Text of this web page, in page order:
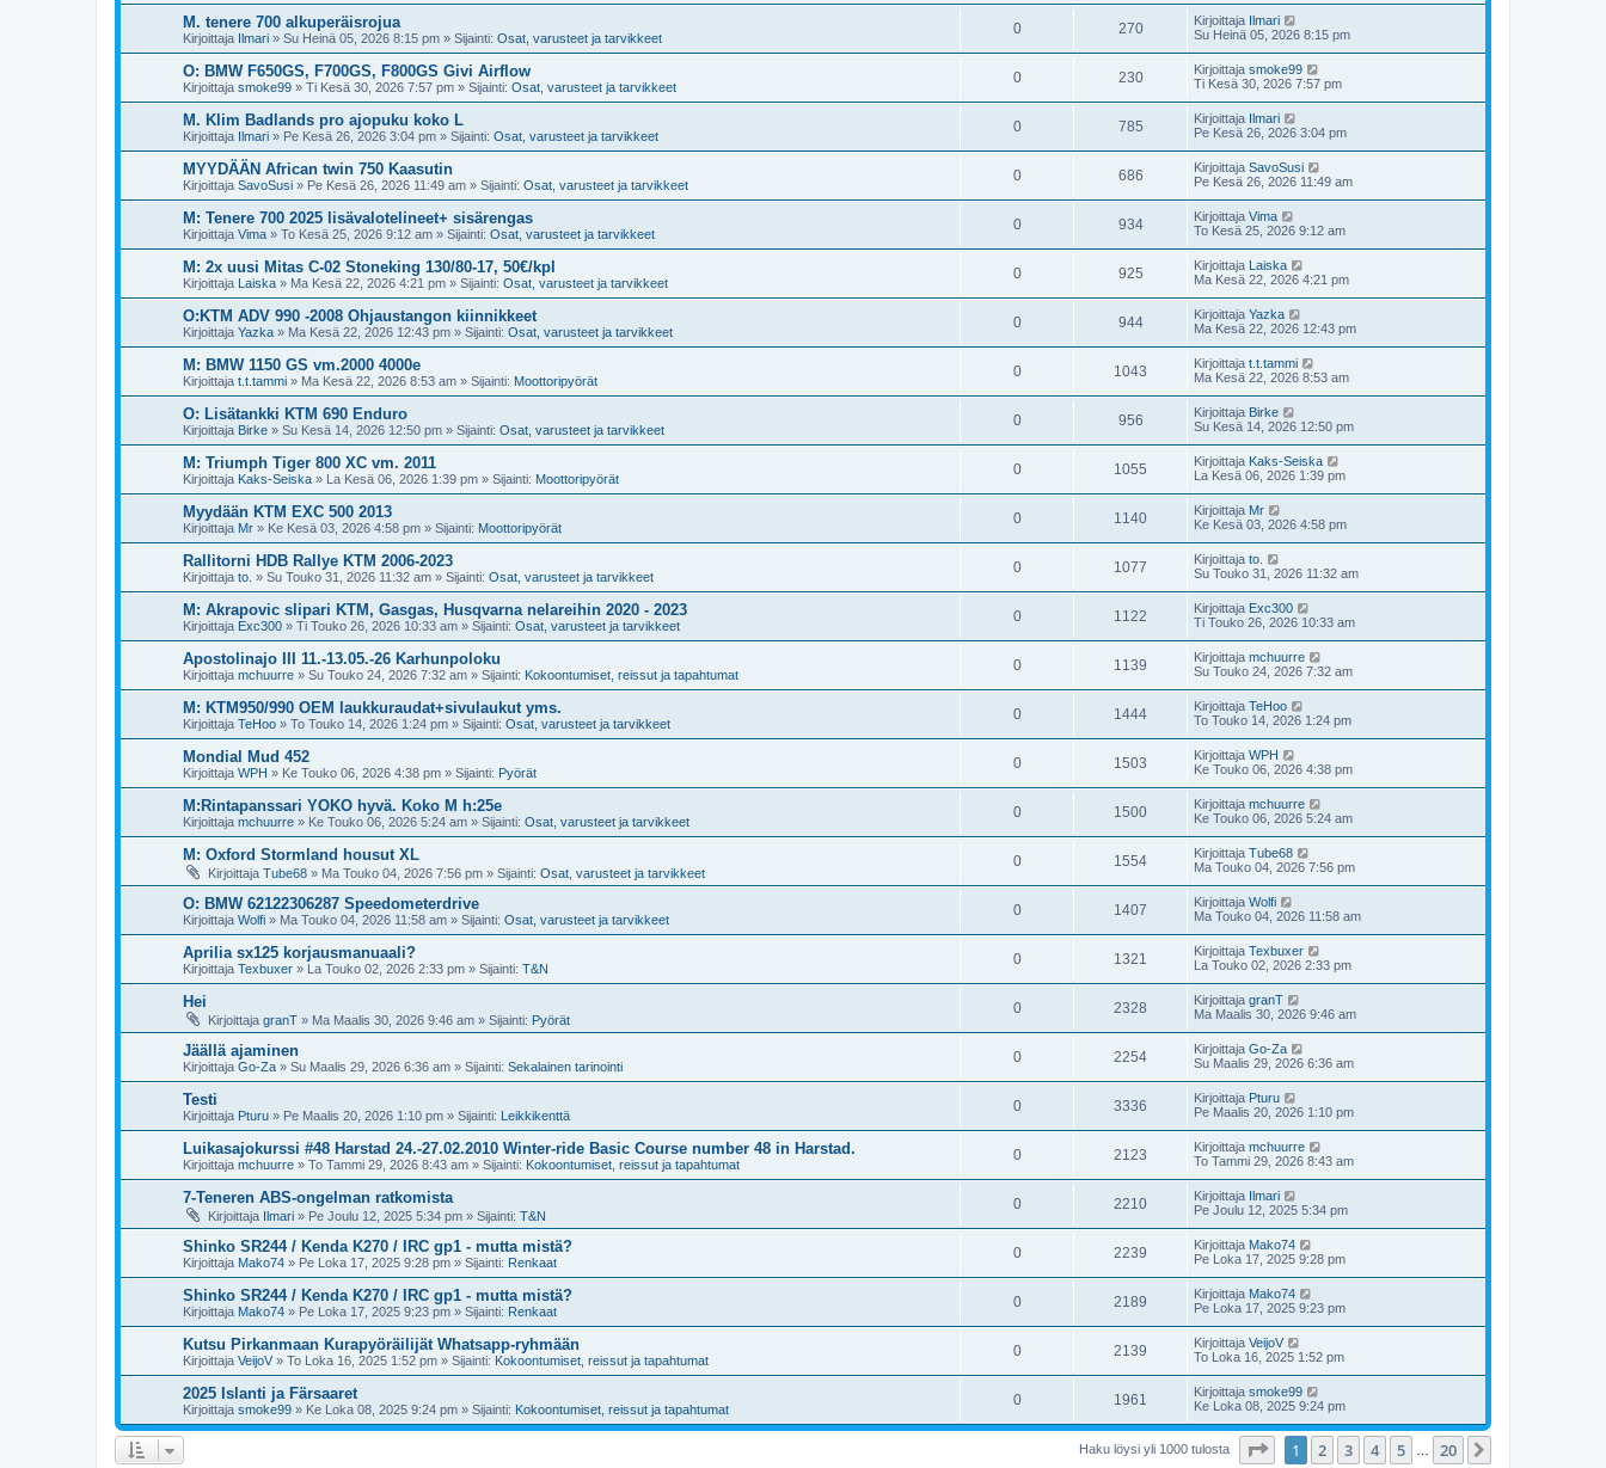
M. tenere 700 alkuperäisrojua
Kirjoittaja Ilmari » Su Heinä 05, 2026 8:15 pm » Sijainti: Osat, varusteet ja tarvikkeet
0 270 Kirjoittaja Ilmari
Su Heinä 05, 2026 8:15 pm
O: BMW F650GS, F700GS, F800GS Givi Airflow
Kirjoittaja smoke99 » Ti Kesä 30, 2026 7:57 pm » Sijainti: Osat, varusteet ja tarvikkeet
0 230 Kirjoittaja smoke99
Ti Kesä 30, 2026 7:57 pm
M. Klim Badlands pro ajopuku koko L
Kirjoittaja Ilmari » Pe Kesä 26, 2026 3:04 pm » Sijainti: Osat, varusteet ja tarvikkeet
0 785 Kirjoittaja Ilmari
Pe Kesä 26, 2026 3:04 pm
MYYDÄÄN African twin 750 Kaasutin
Kirjoittaja SavoSusi » Pe Kesä 26, 2026 11:49 am » Sijainti: Osat, varusteet ja tarvikkeet
0 686 Kirjoittaja SavoSusi
Pe Kesä 26, 2026 11:49 am
M: Tenere 700 2025 lisävalotelineet+ sisärengas
Kirjoittaja Vima » To Kesä 25, 2026 9:12 am » Sijainti: Osat, varusteet ja tarvikkeet
0 934 Kirjoittaja Vima
To Kesä 25, 2026 9:12 am
M: 2x uusi Mitas C-02 Stoneking 130/80-17, 50€/kpl
Kirjoittaja Laiska » Ma Kesä 22, 2026 4:21 pm » Sijainti: Osat, varusteet ja tarvikkeet
0 925 Kirjoittaja Laiska
Ma Kesä 22, 2026 4:21 pm
O:KTM ADV 990 -2008 Ohjaustangon kiinnikkeet
Kirjoittaja Yazka » Ma Kesä 22, 2026 12:43 pm » Sijainti: Osat, varusteet ja tarvikkeet
0 944 Kirjoittaja Yazka
Ma Kesä 22, 2026 12:43 pm
M: BMW 1150 GS vm.2000 4000e
Kirjoittaja t.t.tammi » Ma Kesä 22, 2026 8:53 am » Sijainti: Moottoripyörät
0 1043 Kirjoittaja t.t.tammi
Ma Kesä 22, 2026 8:53 am
O: Lisätankki KTM 690 Enduro
Kirjoittaja Birke » Su Kesä 14, 2026 12:50 pm » Sijainti: Osat, varusteet ja tarvikkeet
0 956 Kirjoittaja Birke
Su Kesä 14, 2026 12:50 pm
M: Triumph Tiger 800 XC vm. 2011
Kirjoittaja Kaks-Seiska » La Kesä 06, 2026 1:39 pm » Sijainti: Moottoripyörät
0 1055 Kirjoittaja Kaks-Seiska
La Kesä 06, 2026 1:39 pm
Myydään KTM EXC 500 2013
Kirjoittaja Mr » Ke Kesä 03, 2026 4:58 pm » Sijainti: Moottoripyörät
0 1140 Kirjoittaja Mr
Ke Kesä 03, 2026 4:58 pm
Rallitorni HDB Rallye KTM 2006-2023
Kirjoittaja to. » Su Touko 31, 2026 11:32 am » Sijainti: Osat, varusteet ja tarvikkeet
0 1077 Kirjoittaja to.
Su Touko 31, 2026 11:32 am
M: Akrapovic slipari KTM, Gasgas, Husqvarna nelareihin 2020 - 2023
Kirjoittaja Exc300 » Ti Touko 26, 2026 10:33 am » Sijainti: Osat, varusteet ja tarvikkeet
0 1122 Kirjoittaja Exc300
Ti Touko 26, 2026 10:33 am
Apostolinajo III 11.-13.05.-26 Karhunpoloku
Kirjoittaja mchuurre » Su Touko 24, 2026 7:32 am » Sijainti: Kokoontumiset, reissut ja tapahtumat
0 1139 Kirjoittaja mchuurre
Su Touko 24, 2026 7:32 am
M: KTM950/990 OEM laukkuraudat+sivulaukut yms.
Kirjoittaja TeHoo » To Touko 14, 2026 1:24 pm » Sijainti: Osat, varusteet ja tarvikkeet
0 1444 Kirjoittaja TeHoo
To Touko 14, 2026 1:24 pm
Mondial Mud 452
Kirjoittaja WPH » Ke Touko 06, 2026 4:38 pm » Sijainti: Pyörät
0 1503 Kirjoittaja WPH
Ke Touko 06, 2026 4:38 pm
M:Rintapanssari YOKO hyvä. Koko M h:25e
Kirjoittaja mchuurre » Ke Touko 06, 2026 5:24 am » Sijainti: Osat, varusteet ja tarvikkeet
0 1500 Kirjoittaja mchuurre
Ke Touko 06, 2026 5:24 am
M: Oxford Stormland housut XL
Kirjoittaja Tube68 » Ma Touko 04, 2026 7:56 pm » Sijainti: Osat, varusteet ja tarvikkeet
0 1554 Kirjoittaja Tube68
Ma Touko 04, 2026 7:56 pm
O: BMW 62122306287 Speedometerdrive
Kirjoittaja Wolfi » Ma Touko 04, 2026 11:58 am » Sijainti: Osat, varusteet ja tarvikkeet
0 1407 Kirjoittaja Wolfi
Ma Touko 04, 2026 11:58 am
Aprilia sx125 korjausmanuaali?
Kirjoittaja Texbuxer » La Touko 02, 2026 2:33 pm » Sijainti: T&N
0 1321 Kirjoittaja Texbuxer
La Touko 02, 2026 2:33 pm
Hei
Kirjoittaja granT » Ma Maalis 30, 2026 9:46 am » Sijainti: Pyörät
0 2328 Kirjoittaja granT
Ma Maalis 30, 2026 9:46 am
Jäällä ajaminen
Kirjoittaja Go-Za » Su Maalis 29, 2026 6:36 am » Sijainti: Sekalainen tarinointi
0 2254 Kirjoittaja Go-Za
Su Maalis 29, 2026 6:36 am
Testi
Kirjoittaja Pturu » Pe Maalis 20, 2026 1:10 pm » Sijainti: Leikkikenttä
0 3336 Kirjoittaja Pturu
Pe Maalis 20, 2026 1:10 pm
Luikasajokurssi #48 Harstad 24.-27.02.2010 Winter-ride Basic Course number 48 in Harstad.
Kirjoittaja mchuurre » To Tammi 29, 2026 8:43 am » Sijainti: Kokoontumiset, reissut ja tapahtumat
0 2123 Kirjoittaja mchuurre
To Tammi 29, 2026 8:43 am
7-Teneren ABS-ongelman ratkomista
Kirjoittaja Ilmari » Pe Joulu 12, 2025 5:34 pm » Sijainti: T&N
0 2210 Kirjoittaja Ilmari
Pe Joulu 12, 2025 5:34 pm
Shinko SR244 / Kenda K270 / IRC gp1 - mutta mistä?
Kirjoittaja Mako74 » Pe Loka 17, 2025 9:28 pm » Sijainti: Renkaat
0 2239 Kirjoittaja Mako74
Pe Loka 17, 2025 9:28 pm
Shinko SR244 / Kenda K270 / IRC gp1 - mutta mistä?
Kirjoittaja Mako74 » Pe Loka 17, 2025 9:23 pm » Sijainti: Renkaat
0 2189 Kirjoittaja Mako74
Pe Loka 17, 2025 9:23 pm
Kutsu Pirkanmaan Kurapyöräilijät Whatsapp-ryhmään
Kirjoittaja VeijoV » To Loka 16, 2025 1:52 pm » Sijainti: Kokoontumiset, reissut ja tapahtumat
0 2139 Kirjoittaja VeijoV
To Loka 16, 2025 1:52 pm
2025 Islanti ja Färsaaret
Kirjoittaja smoke99 » Ke Loka 08, 2025 9:24 pm » Sijainti: Kokoontumiset, reissut ja tapahtumat
0 1961 Kirjoittaja smoke99
Ke Loka 08, 2025 9:24 pm
Haku löysi yli 1000 tulosta Sivu 20
1 2 3 4 5 20